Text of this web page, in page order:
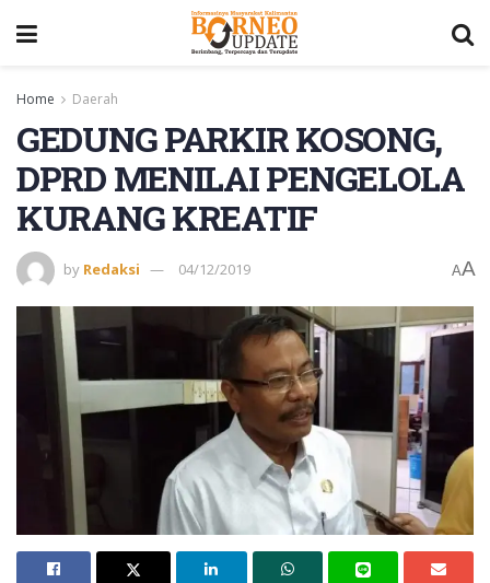
Home Daerah
GEDUNG PARKIR KOSONG,
DPRD MENILAI PENGELOLA
KURANG KREATIF
by Redaksi 04/12/2019 AA